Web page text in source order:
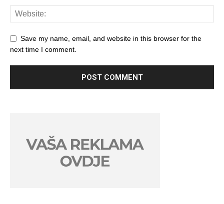
Save my name, email, and website in this browser for the
next time I comment.